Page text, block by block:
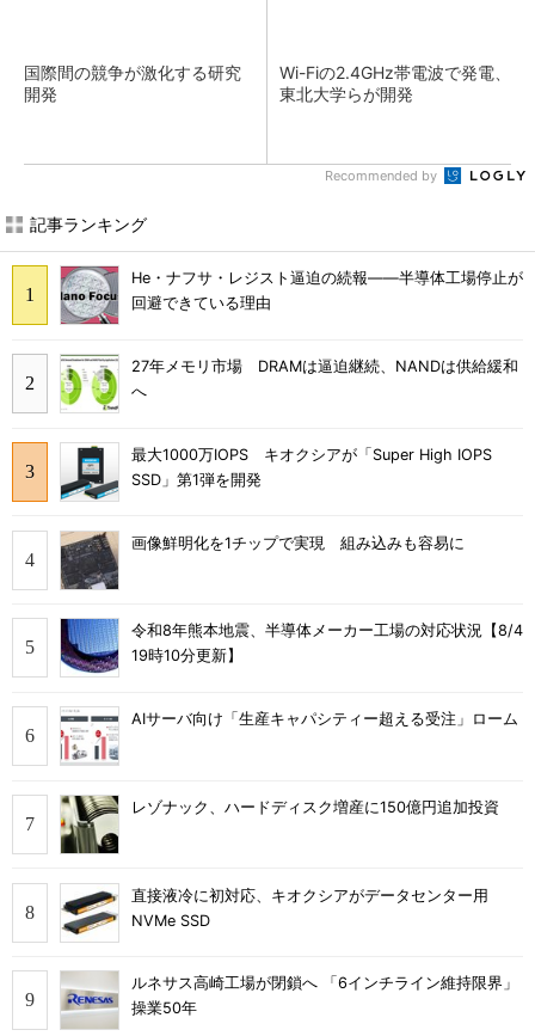
国際間の競争が激化する研究
開発
Wi-Fiの2.4GHz帯電波で発電、
東北大学らが開発
Recommended by
記事ランキング
He・ナフサ・レジスト逼迫の続報――半導体工場停止が
回避できている理由
27年メモリ市場 DRAMは逼迫継続、NANDは供給緩和
へ
最大1000万IOPS キオクシアが「Super High IOPS
SSD」第1弾を開発
画像鮮明化を1チップで実現 組み込みも容易に
令和8年熊本地震、半導体メーカー工場の対応状況【8/4
19時10分更新】
AIサーバ向け「生産キャパシティー超える受注」ローム
レゾナック、ハードディスク増産に150億円追加投資
直接液冷に初対応、キオクシアがデータセンター用
NVMe SSD
ルネサス高崎工場が閉鎖へ 「6インチライン維持限界」
操業50年